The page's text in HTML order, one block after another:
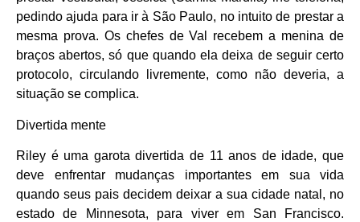
pedindo ajuda para ir à São Paulo, no intuito de prestar a
mesma prova. Os chefes de Val recebem a menina de
braços abertos, só que quando ela deixa de seguir certo
protocolo, circulando livremente, como não deveria, a
situação se complica.
Divertida mente
Riley é uma garota divertida de 11 anos de idade, que
deve enfrentar mudanças importantes em sua vida
quando seus pais decidem deixar a sua cidade natal, no
estado de Minnesota, para viver em San Francisco.